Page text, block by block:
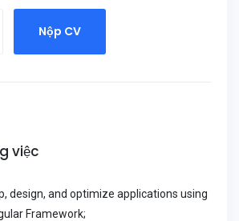
Nộp CV
việc
design, and optimize applications using
Framework;